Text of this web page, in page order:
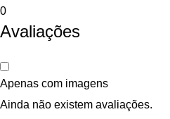
0
Avaliações
Apenas com imagens
Ainda não existem avaliações.